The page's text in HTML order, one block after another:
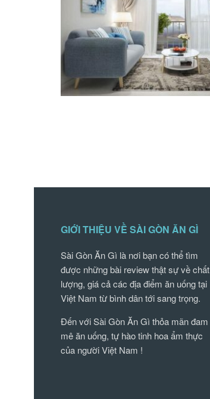
GIỚI THIỆU VỀ SÀI GÒN ĂN GÌ
Sài Gòn Ăn Gì là nơi bạn có thể tìm
được những bài review thật sự về chất
lượng, giá cả các địa điểm ăn uống tại
Việt Nam từ bình dân tới sang trọng.
Đến với Sài Gòn Ăn Gì thỏa mãn đam
mê ăn uống, tự hào tinh hoa ẩm thực
của người Việt Nam !